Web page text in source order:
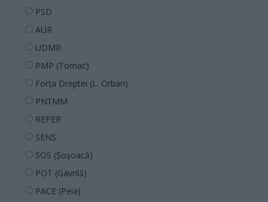
PSD
AUR
UDMR
PMP (Tomac)
Forța Dreptei (L. Orban)
PNȚMM
REPER
SENS
SOS (Șoșoacă)
POT (Gavrilă)
PACE (Peia)